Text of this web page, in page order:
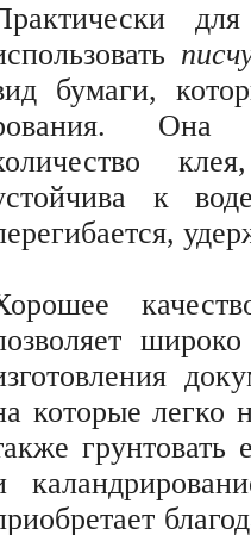
бумаги,
Она
к
которые легко
грунтовать